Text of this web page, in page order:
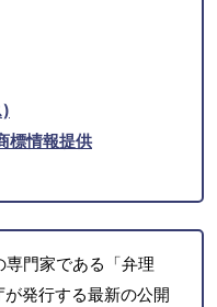
)
標情報提供
門家である「弁理
発行する最新の公開